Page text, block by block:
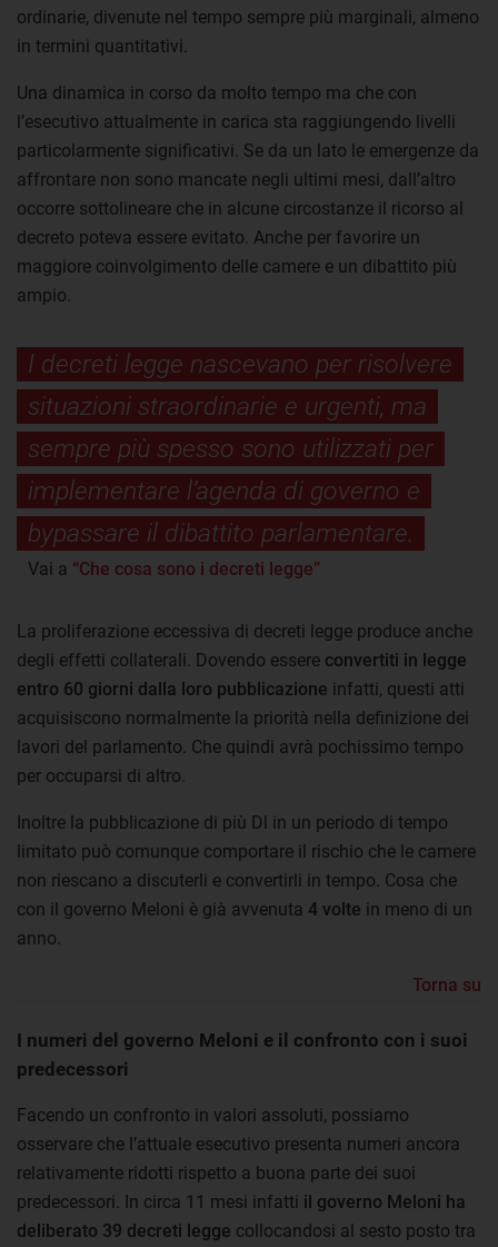
ordinarie, divenute nel tempo sempre più marginali, almeno
in termini quantitativi.
Una dinamica in corso da molto tempo ma che con
l’esecutivo attualmente in carica sta raggiungendo livelli
particolarmente significativi. Se da un lato le emergenze da
affrontare non sono mancate negli ultimi mesi, dall’altro
occorre sottolineare che in alcune circostanze il ricorso al
decreto poteva essere evitato. Anche per favorire un
maggiore coinvolgimento delle camere e un dibattito più
ampio.
I decreti legge nascevano per risolvere
situazioni straordinarie e urgenti, ma
sempre più spesso sono utilizzati per
implementare l’agenda di governo e
bypassare il dibattito parlamentare.
Vai a “Che cosa sono i decreti legge”
La proliferazione eccessiva di decreti legge produce anche
degli effetti collaterali. Dovendo essere convertiti in legge
entro 60 giorni dalla loro pubblicazione infatti, questi atti
acquisiscono normalmente la priorità nella definizione dei
lavori del parlamento. Che quindi avrà pochissimo tempo
per occuparsi di altro.
Inoltre la pubblicazione di più Dl in un periodo di tempo
limitato può comunque comportare il rischio che le camere
non riescano a discuterli e convertirli in tempo. Cosa che
con il governo Meloni è già avvenuta 4 volte in meno di un
anno.
Torna su
I numeri del governo Meloni e il confronto con i suoi
predecessori
Facendo un confronto in valori assoluti, possiamo
osservare che l’attuale esecutivo presenta numeri ancora
relativamente ridotti rispetto a buona parte dei suoi
predecessori. In circa 11 mesi infatti il governo Meloni ha
deliberato 39 decreti legge collocandosi al sesto posto tra